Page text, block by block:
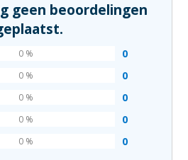
geen beoordelingen
0
0 %
0
0 %
0
0 %
0
0 %
0
0 %